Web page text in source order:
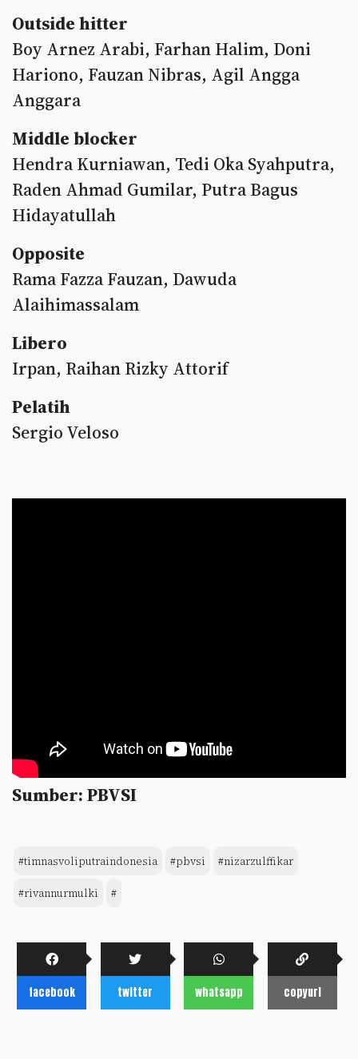
Outside hitter
Boy Arnez Arabi, Farhan Halim, Doni
Hariono, Fauzan Nibras, Agil Angga
Anggara
Middle blocker
Hendra Kurniawan, Tedi Oka Syahputra,
Raden Ahmad Gumilar, Putra Bagus
Hidayatullah
Opposite
Rama Fazza Fauzan, Dawuda
Alaihimassalam
Libero
Irpan, Raihan Rizky Attorif
Pelatih
Sergio Veloso
Sumber: PBVSI
#timnasvoliputraindonesia #pbvsi #nizarzulffikar
#rivannurmulki #
facebook twitter whatsapp copyurl